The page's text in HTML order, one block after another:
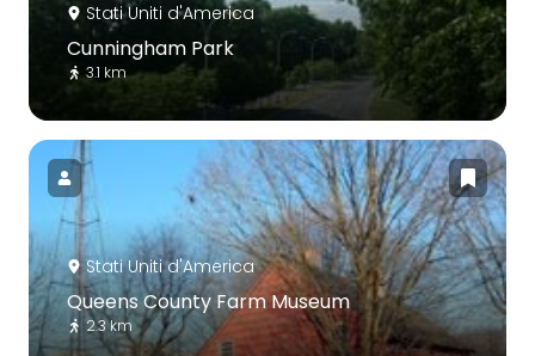
Stati Uniti d'America
Cunningham Park
3.1 km
Stati Uniti d'America
Queens County Farm Museum
2.3 km